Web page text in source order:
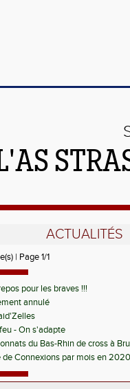
ACTUALITÉS
| Page 1/1
pour les braves !!!
annulé
- On s'adapte
du Bas-Rhin de cross à
de Connexions par mois en 2020